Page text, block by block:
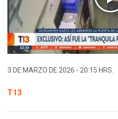
3 DE MARZO DE 2026 - 20:15 HRS.
T13